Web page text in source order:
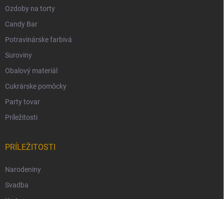
Ozdoby na torty
Candy Bar
Potravinárske farbivá
Suroviny
Obalový materiál
Cukrárske pomôcky
Party tovar
Príležitosti
PRÍLEŽITOSTI
Narodeniny
Svadba